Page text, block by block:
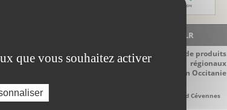
LA BOUTIQUE - EscapadesLR
Découvrez notre sélection de produits
régionaux
du Languedoc-Roussillon en Occitanie
Aigre-Doux Sud Cévennes
que vous souhaitez activer